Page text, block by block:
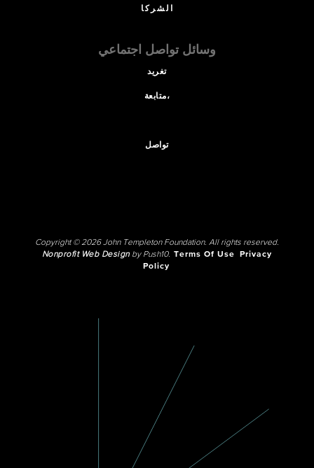
الشركا
وسائل تواصل اجتماعي
تغريد
متابعة،
تواصل
Copyright © 2026 John Templeton Foundation. All rights reserved.
Nonprofit Web Designby Push10. Terms Of Use
Privacy
Policy